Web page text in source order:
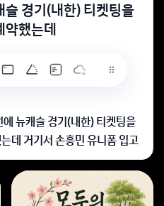
슬 경기(내한) 티켓팅을
약했는데
뉴캐슬 경기(내한) 티켓팅을
데 거기서 손흥민 유니폼 입고
음으로 축구 경기 보러가는거
고 싶지 않아서요..